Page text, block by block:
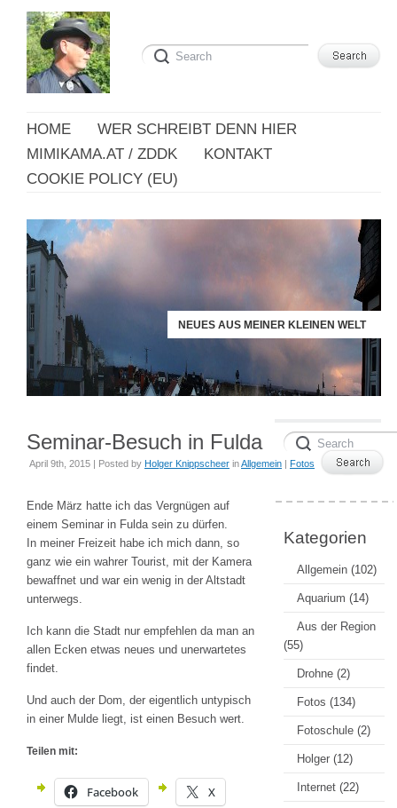
HOME
WER SCHREIBT DENN HIER
MIMIKAMA.AT / ZDDK
KONTAKT
COOKIE POLICY (EU)
NEUES AUS MEINER KLEINEN WELT
Seminar-Besuch in Fulda
April 9th, 2015 | Posted by Holger Knippscheer inAllgemein | Fotos
Ende März hatte ich das Vergnügen auf
einem Seminar in Fulda sein zu dürfen.
In meiner Freizeit habe ich mich dann, so
ganz wie ein wahrer Tourist, mit der Kamera
bewaffnet und war ein wenig in der Altstadt
unterwegs.
Ich kann die Stadt nur empfehlen da man an
allen Ecken etwas neues und unerwartetes
findet.
Und auch der Dom, der eigentlich untypisch
in einer Mulde liegt, ist einen Besuch wert.
Teilen mit:
Facebook X
Kategorien
Allgemein (102)
Aquarium (14)
Aus der Region
(55)
Drohne (2)
Fotos (134)
Fotoschule (2)
Holger (12)
Internet (22)